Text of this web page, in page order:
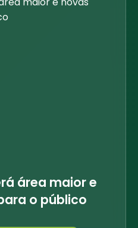
área maior e
o público